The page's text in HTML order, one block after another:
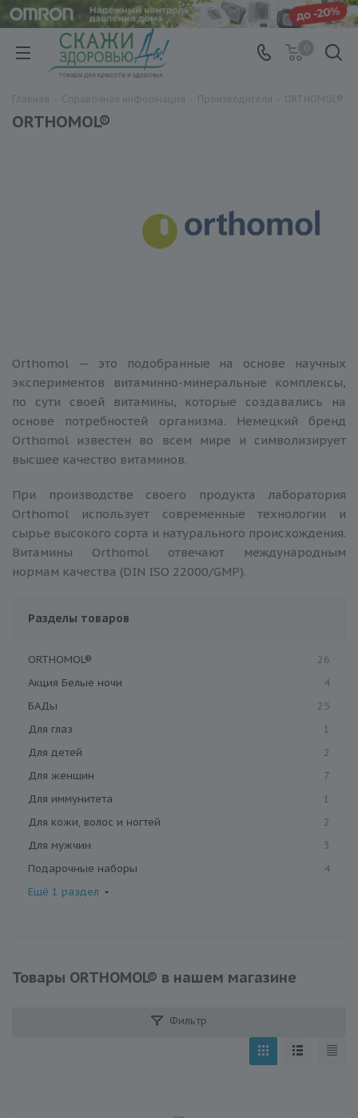
ORTHOMOL®
Orthomol — это подобранные на основе научных
экспериментов витаминно-минеральные комплексы,
по сути своей витамины, которые создавались на
основе потребностей организма. Немецкий бренд
Orthomol известен во всем мире и символизирует
высшее качество витаминов.
При производстве своего продукта лаборатория
Orthomol использует современные технологии и
сырье высокого сорта и натурального происхождения.
Витамины Orthomol отвечают международным
нормам качества (DIN ISO 22000/GMP).
Разделы товаров
ORTHOMOL®
26
Акция Белые ночи
4
БАДы
25
Для глаз
1
Для детей
2
Для женщин
7
Для иммунитета
1
Для кожи, волос и ногтей
2
Для мужчин
3
Подарочные наборы
4
Ещё 1 раздел
Товары ORTHOMOL® в нашем магазине
Фильтр